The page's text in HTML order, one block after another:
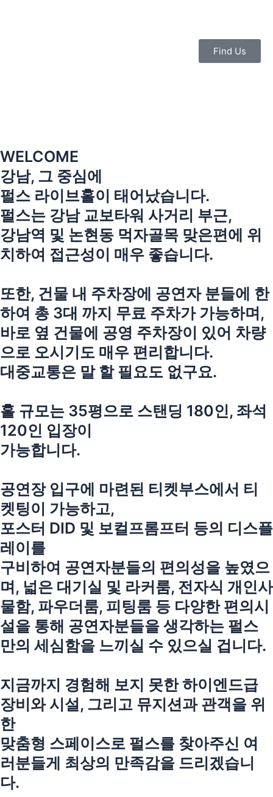
Find Us
WELCOME
강남, 그 중심에
펄스 라이브홀이 태어났습니다.
펄스는 강남 교보타워 사거리 부근,
강남역 및 논현동 먹자골목 맞은편에 위
치하여 접근성이 매우 좋습니다.
또한, 건물 내 주차장에 공연자 분들에 한
하여 총 3대 까지 무료 주차가 가능하며,
바로 옆 건물에 공영 주차장이 있어 차량
으로 오시기도 매우 편리합니다.
대중교통은 말 할 필요도 없구요.
홀 규모는 35평으로 스탠딩 180인, 좌석
120인 입장이
가능합니다.
공연장 입구에 마련된 티켓부스에서 티
켓팅이 가능하고,
포스터 DID 및 보컬프롬프터 등의 디스플
레이를
구비하여 공연자분들의 편의성을 높였으
며, 넓은 대기실 및 라커룸, 전자식 개인사
물함, 파우더룸, 피팅룸 등 다양한 편의시
설을 통해 공연자분들을 생각하는 펄스
만의 세심함을 느끼실 수 있으실 겁니다.
지금까지 경험해 보지 못한 하이엔드급
장비와 시설, 그리고 뮤지션과 관객을 위
한
맞춤형 스페이스로 펄스를 찾아주신 여
러분들게 최상의 만족감을 드리겠습니
다.